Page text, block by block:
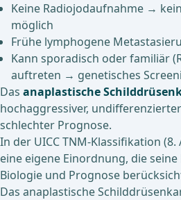
Keine Radiojodaufnahme →
möglich
Frühe lymphogene
Kann sporadisch oder familiär
auftreten → genetisches
Das anaplastische
hochaggressiver,
schlechter Prognose.
In der UICC TNM-Klassifikation (8.
eine eigene Einordnung, die
Biologie und Prognose
Das anaplastische